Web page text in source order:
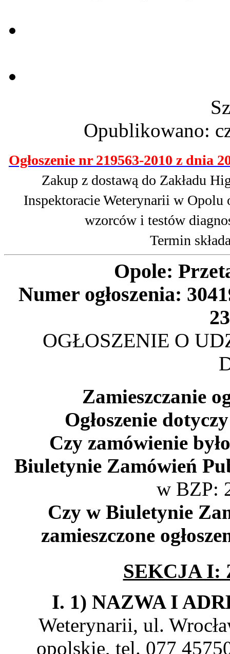
Opublikowano:
Ogłoszenie nr 219563-2010 z dnia
Zakup z dostawą do Zakładu
Inspektoracie Weterynarii w
wzorców i testów
Termin
Opole:
Numer ogłoszenia:
OGŁOSZENIE O
Zamieszczanie
Ogłoszenie
Czy zamówienie
Biuletynie Zamówień
w BZP:
Czy w Biuletynie
zamieszczone
SEKCJA I:
I. 1) NAZWA I
Weterynarii, ul.
opolskie, tel. 077